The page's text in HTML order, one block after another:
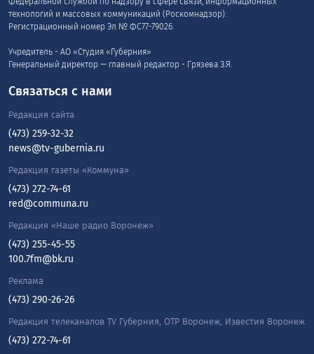
технологий и массовых коммуникаций (Роскомнадзор).
Регистрационный номер Эл № ФС77-79026.
Учредитель - АО «Студия «Губерния»
Генеральный директор — главный редактор - Грязева З.Я.
Связаться с нами
Редакция сайта
(473) 259-32-32
news@tv-gubernia.ru
Редакция газеты «Коммуна»
(473) 272-74-61
red@communa.ru
Редакция «Наше радио Воронеж»
(473) 255-45-55
100.7fm@bk.ru
Реклама
(473) 290-26-26
Редакция телеканалов TV Губерния, ОТР Воронеж, Известия Воронеж
(473) 272-74-61